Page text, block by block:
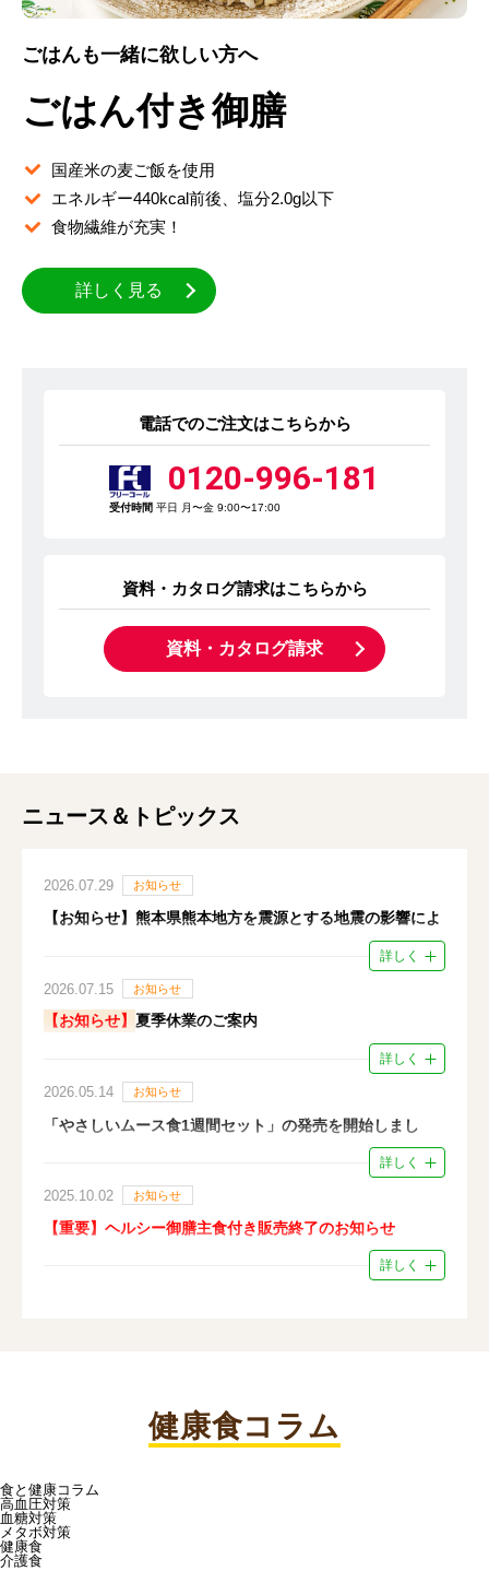
ごはんも一緒に欲しい方へ
ごはん付き御膳
国産米の麦ご飯を使用
エネルギー440kcal前後、塩分2.0g以下
食物繊維が充実！
詳しく見る
電話でのご注文はこちらから
0120-996-181
受付時間 平日 月〜金 9:00〜17:00
資料・カタログ請求はこちらから
資料・カタログ請求
ニュース＆トピックス
2026.07.29 お知らせ
【お知らせ】熊本県熊本地方を震源とする地震の影響によ
いつもタイヘイファミリーセットをご利用いただきまして
誠にありがとうございます。
7月28日(火)熊本県熊本地方で発生した地震により、被害
を受けられた皆さまに謹んでお見舞い申し上げます。
本地震の影響により、以下地域において商品のお届けに遅
れが生じる可能性がございます。
【対象地域】
なお今後の状況により、対象地域や影響内容が変更となる
可能性がございます。
お荷物の遅延の詳細につきましては、配送業者のお知らせ
詳しく
2026.07.15 お知らせ
【お知らせ】 夏季休業のご案内
は夏季休業日とさせてい
ただきます。
ご注文日から最短のお届け日・変更、キャンセル可能な日
のでご注意ください。
こちらをご確認ください
※web通販サイトは24時間営業しておりますが、メールで
のお問い合わせは返信までお時間頂きますのでご了承くだ
詳しく
2026.05.14 お知らせ
「やさしいムース食1週間セット」の発売を開始しまし
多くの福祉施設様でご愛顧いただいているタイヘイオリジ
朝2品・昼3品・夕3品×7日分(56品)のバラエティ豊かなお
こちら
詳しく
2025.10.02 お知らせ
【重要】ヘルシー御膳主食付き販売終了のお知らせ
「ヘルシー御膳主食付き」の販売を11月を目処に順次終了
引き続きご利用いただきますようお願い申し上げます。
※新商品詳細は
詳しく
健康食コラム
食と健康コラム
高血圧対策
血糖対策
メタボ対策
健康食
介護食